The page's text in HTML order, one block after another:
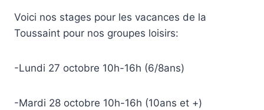
Voici nos stages pour les vacances de la
Toussaint pour nos groupes loisirs:
-Lundi 27 octobre 10h-16h (6/8ans)
-Mardi 28 octobre 10h-16h (10ans et +)